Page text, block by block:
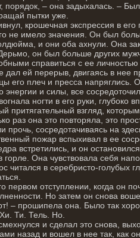
порядок, – она задыхалась. –
пытки уже.
крошечная экспрессия в
не имело значения. Он был
и они оба ахнули. Она
он был больше других
справиться с ее личностью
дал ей перерыв, двигаясь в нее
его плеч и пресса напряглись.
энергии и силы, все
ногти в его руки, глубоко
притягательный взгляд,
раз она это повторяла, это
прочь, сосредотачиваясь на
пожар вспыхивал в ее
встретились, и он
горле. Она чувствовала себя
читался в серебристо-голубых
первом отступлении, когда он
Но затем он снова
– прошипела она. Было так
Ти. Тель. Но.
и сделал это снова,
назад и вошел в нее так, как